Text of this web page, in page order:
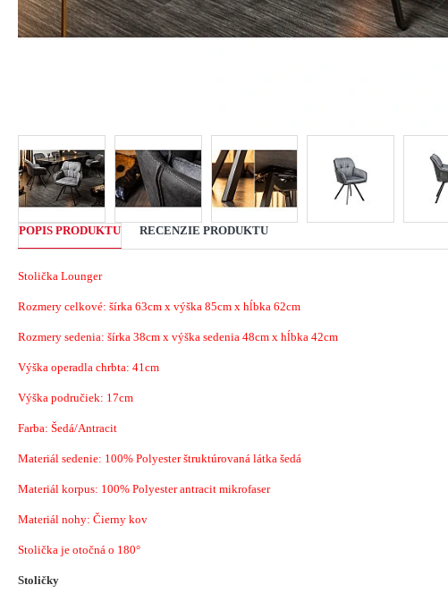
POPIS PRODUKTU RECENZIE PRODUKTU
Stolička Lounger
Rozmery celkové: šírka 63cm x výška 85cm x hĺbka 62cm
Rozmery sedenia: šírka 38cm x výška sedenia 48cm x hĺbka 42cm
Výška operadla chrbta: 41cm
Výška područiek: 17cm
Farba: Šedá/Antracit
Materiál sedenie: 100% Polyester štruktúrovaná látka šedá
Materiál korpus: 100% Polyester antracit mikrofaser
Materiál nohy: Čierny kov
Stolička je otočná o 180°
Stoličky